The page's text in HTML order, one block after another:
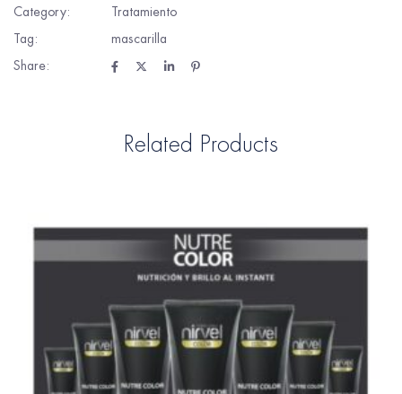
Category:
Tratamiento
Tag:
mascarilla
Share:
Related Products